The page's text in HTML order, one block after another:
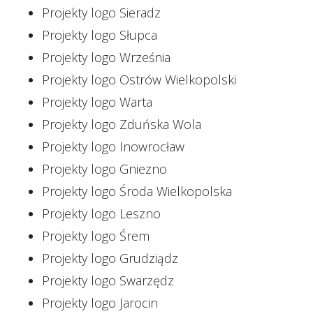
Projekty logo Sieradz
Projekty logo Słupca
Projekty logo Września
Projekty logo Ostrów Wielkopolski
Projekty logo Warta
Projekty logo Zduńska Wola
Projekty logo Inowrocław
Projekty logo Gniezno
Projekty logo Środa Wielkopolska
Projekty logo Leszno
Projekty logo Śrem
Projekty logo Grudziądz
Projekty logo Swarzędz
Projekty logo Jarocin